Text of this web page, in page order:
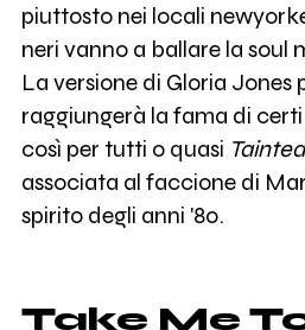
piuttosto nei locali
neri vanno a ballare la soul
La versione di Gloria Jones
raggiungerà la fama di certi
così per tutti o quasi
associata al faccione di
spirito degli anni '80.
Take Me